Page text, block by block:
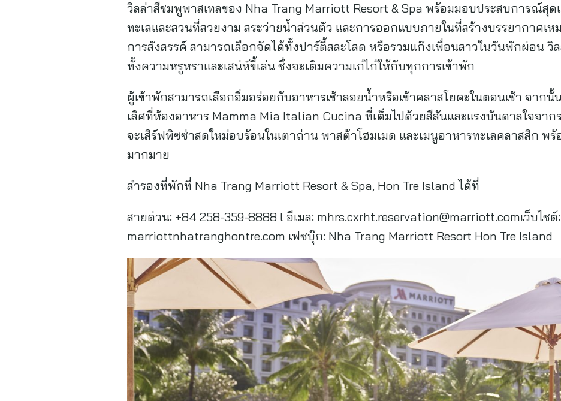
วิลล่าสีชมพูพาสเทลของ Nha Trang Marriott Resort & Spa พร้อมมอบประสบการณ์สุ
ทะเลและสวนที่สวยงาม สระว่ายน้ำส่วนตัว และการออกแบบภายในที่สร้างบรรยากาศเห
การสังสรรค์ สามารถเลือกจัดได้ทั้งปาร์ตี้สละโสด หรือรวมแก๊งเพื่อนสาวในวันพักผ่อน วิ
ทั้งความหรูหราและเสน่ห์ขี้เล่น ซึ่งจะเติมความเก๋ไก๋ให้กับทุกการเข้าพัก
ผู้เข้าพักสามารถเลือกอิ่มอร่อยกับอาหารเช้าลอยน้ำหรือเข้าคลาสโยคะในตอนเช้า จากนั้
เลิศที่ห้องอาหาร Mamma Mia Italian Cucina ที่เต็มไปด้วยสีสันและแรงบันดาลใจจาก
จะเสิร์ฟพิซซ่าสดใหม่อบร้อนในเตาถ่าน พาสต้าโฮมเมด และเมนูอาหารทะเลคลาสสิก พ
มากมาย
สำรองที่พักที่ Nha Trang Marriott Resort & Spa, Hon Tre Island ได้ที่
สายด่วน: +84 258-359-8888 l อีเมล: mhrs.cxrht.reservation@marriott.comเว็บไซต์:
marriottnhatranghontre.com เฟซบุ๊ก: Nha Trang Marriott Resort Hon Tre Island